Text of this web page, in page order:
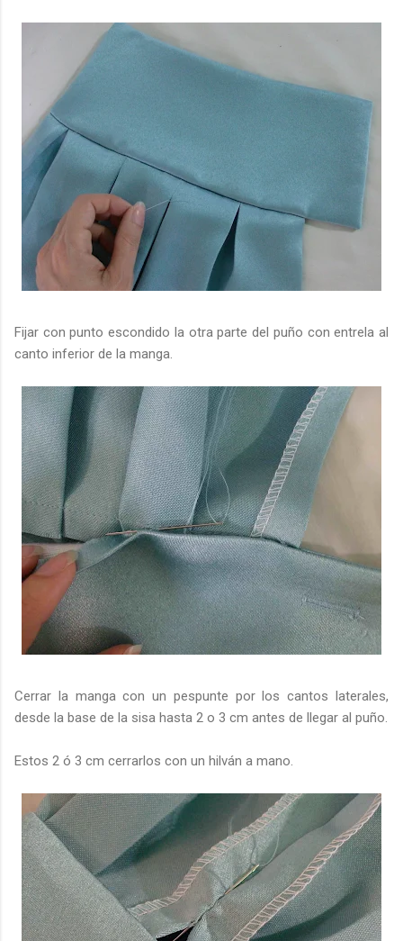
Fijar con punto escondido la otra parte del puño con entrela al
canto inferior de la manga.
Cerrar la manga con un pespunte por los cantos laterales,
desde la base de la sisa hasta 2 o 3 cm antes de llegar al puño.
Estos 2 ó 3 cm cerrarlos con un hilván a mano.